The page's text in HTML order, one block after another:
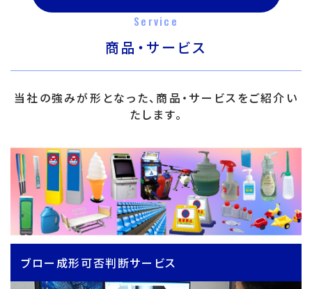
Service
商品・サービス
当社の強みが形となった、商品・サービスをご紹介い
たします。
ブロー成形可否判断サービス